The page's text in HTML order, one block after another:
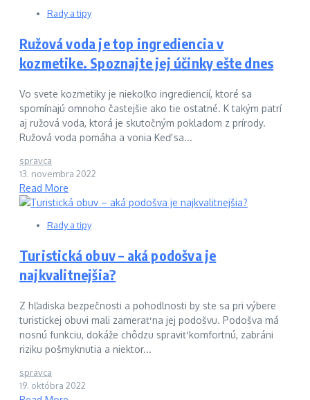
Rady a tipy
Ružová voda je top ingrediencia v
kozmetike. Spoznajte jej účinky ešte dnes
Vo svete kozmetiky je niekoľko ingrediencií, ktoré sa
spomínajú omnoho častejšie ako tie ostatné. K takým patrí
aj ružová voda, ktorá je skutočným pokladom z prírody.
Ružová voda pomáha a vonia Keď sa...
spravca
13. novembra 2022
Read More
Rady a tipy
Turistická obuv – aká podošva je
najkvalitnejšia?
Z hľadiska bezpečnosti a pohodlnosti by ste sa pri výbere
turistickej obuvi mali zamerať na jej podošvu. Podošva má
nosnú funkciu, dokáže chôdzu spraviť komfortnú, zabráni
riziku pošmyknutia a niektor...
spravca
19. októbra 2022